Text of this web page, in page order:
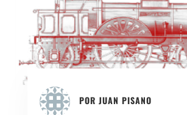
POR JUAN PISANO